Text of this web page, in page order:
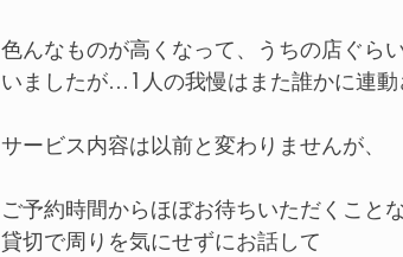
色んなものが高くなって、うちの店ぐら
いましたが…1人の我慢はまた誰かに連動
サービス内容は以前と変わりませんが、
ご予約時間からほぼお待ちいただくこと
貸切で周りを気にせずにお話して